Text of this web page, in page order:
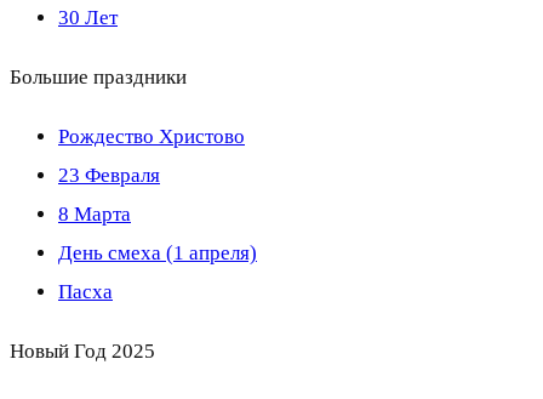
30 Лет
Большие праздники
Рождество Христово
23 Февраля
8 Марта
День смеха (1 апреля)
Пасха
Новый Год 2025